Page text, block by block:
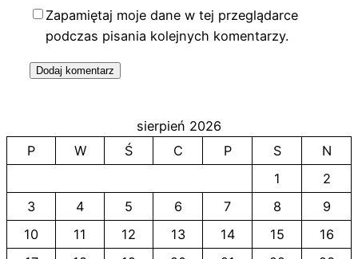
Zapamiętaj moje dane w tej przeglądarce
podczas pisania kolejnych komentarzy.
sierpień 2026
P
W Ś C P S
N
1
2
3
4 5 6 7 8
9
10
11 12 13 14 15
16